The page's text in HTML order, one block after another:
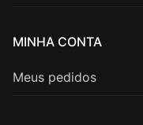
MINHA CONTA
Meus pedidos